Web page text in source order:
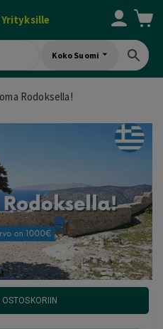
Yrityksille
Koko Suomi
Rodoksella!
OSTOSKORIIN